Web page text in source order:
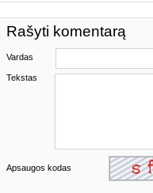
Rašyti komentarą
Vardas
Tekstas
Apsaugos kodas